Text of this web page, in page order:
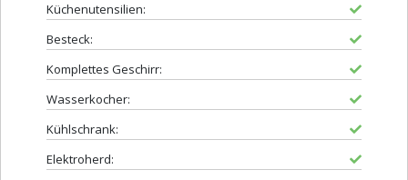
Küchenutensilien:
Besteck:
Komplettes Geschirr:
Wasserkocher:
Kühlschrank:
Elektroherd: